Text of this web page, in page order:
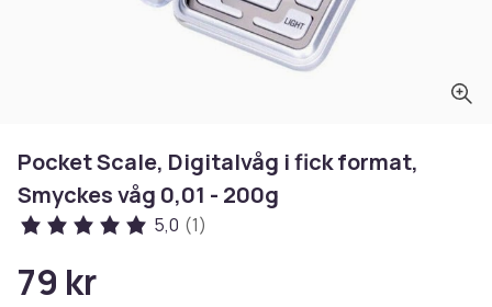
Pocket Scale, Digitalvåg i fick format,
Smyckes våg 0,01 - 200g
5,0 (1)
79 kr